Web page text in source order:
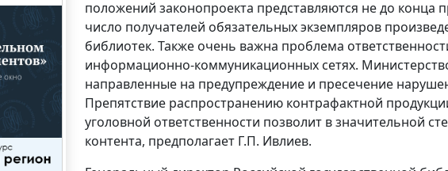
положений законопроекта представляются не до конца
число получателей обязательных экземпляров
библиотек. Также очень важна проблема
информационно-коммуникационных сетях.
направленные на предупреждение и пресечение
Препятствие распространению контрафактной
уголовной ответственности позволит в значительной
контента, предполагает Г.П. Ивлиев.